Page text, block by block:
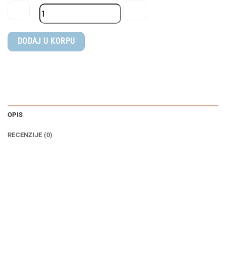
MINI
by
JACKEY
-
DODAJ U KORPU
OPIS
RECENZIJE (0)